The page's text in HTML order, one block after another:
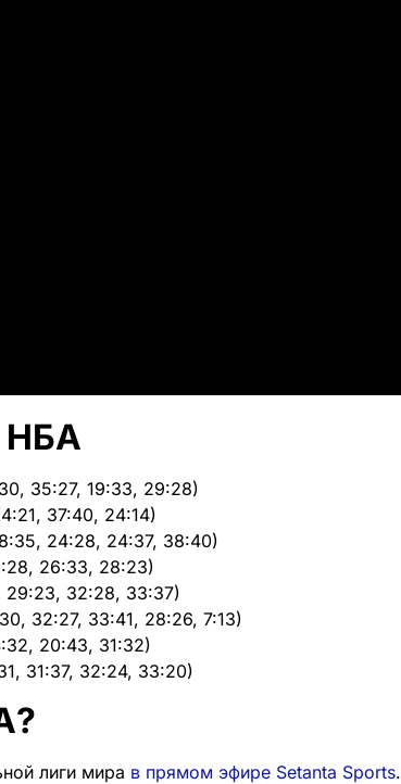
НБА
35:27, 19:33, 29:28)
37:40, 24:14)
24:28, 24:37, 38:40)
26:33, 28:23)
29:23, 32:28, 33:37)
32:27, 33:41, 28:26, 7:13)
20:43, 31:32)
31:37, 32:24, 33:20)
лиги мира в прямом эфире Setanta Sports.